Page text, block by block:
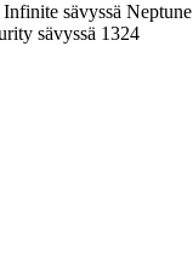
sävyssä Neptune
sävyssä 1324